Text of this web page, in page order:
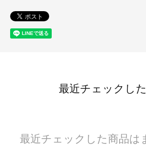
最近チェックし
最近チェックした商品は